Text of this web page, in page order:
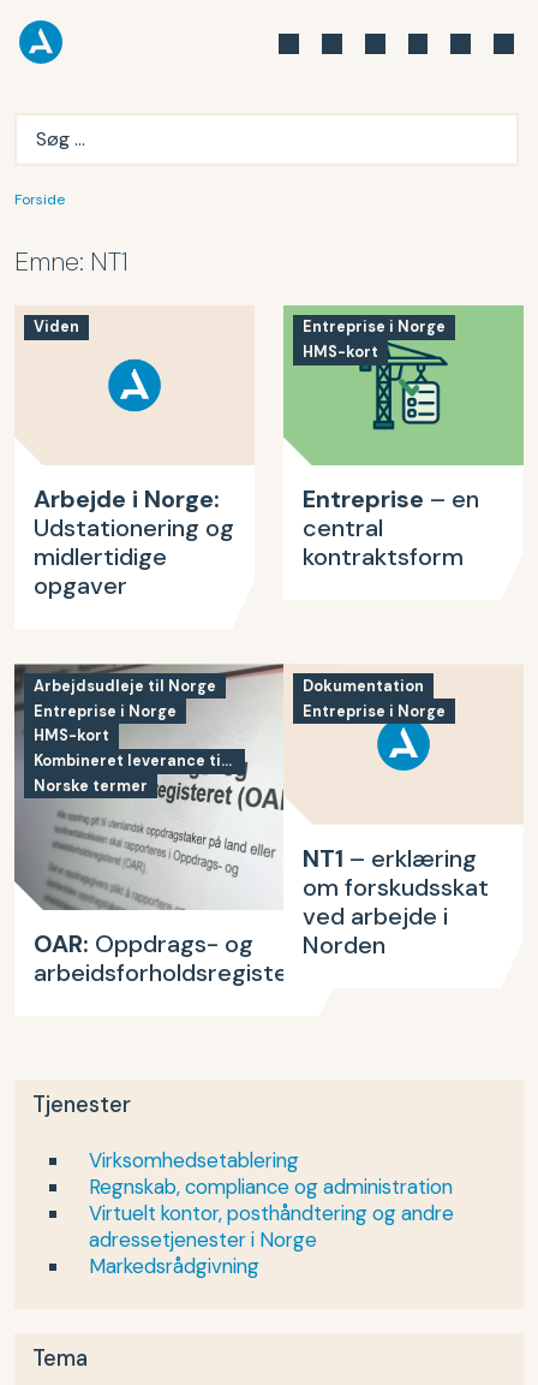
Forside
Emne: NT1
Arbejde i Norge:
Udstationering og
midlertidige
opgaver
Viden
Entreprise – en
central
kontraktsform
Entreprise i Norge
HMS-kort
OAR: Oppdrags- og
arbeidsforholdsregisteret
Arbejdsudleje til Norge
Entreprise i Norge
HMS-kort
Kombineret leverance til Norge
Norske termer
NT1 – erklæring
om forskudsskat
ved arbejde i
Norden
Dokumentation
Entreprise i Norge
Tjenester
Virksomhedsetablering
Regnskab, compliance og administration
Virtuelt kontor, posthåndtering og andre
adressetjenester i Norge
Markedsrådgivning
Tema